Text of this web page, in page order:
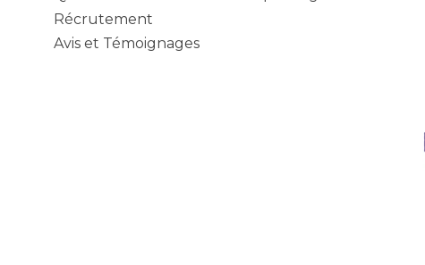
Récrutement
Avis et Témoignages